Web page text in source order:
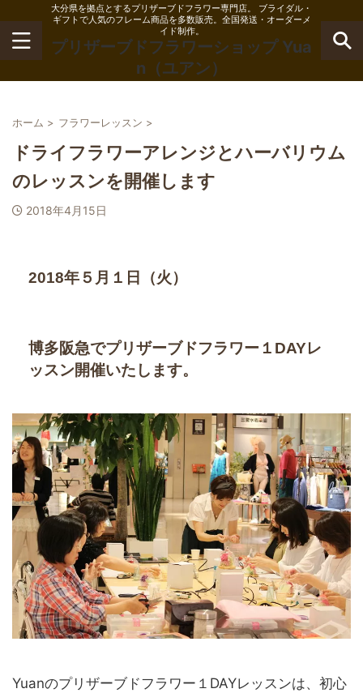
大分県を拠点とするプリザーブドフラワー専門店。 ブライダル・
ギフトで人気のフレーム商品を多数販売。全国発送・オーダーメ
イド制作。
プリザーブドフラワーショップ Yua
n（ユアン）
ホーム > フラワーレッスン >
ドライフラワーアレンジとハーバリウム
のレッスンを開催します
2018年4月15日
2018年５月１日（火）
博多阪急でプリザーブドフラワー１DAYレ
ッスン開催いたします。
Yuanのプリザーブドフラワー１DAYレッスンは、初心